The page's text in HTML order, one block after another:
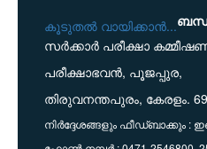
കൂടുതൽ വായിക്കാൻ...
സർക്കാർ പരീക്ഷാ
പരീക്ഷാഭവൻ, പൂജപ്പുര,
തിരുവനന്തപുരം, കേരളം.
നിർദ്ദേശങ്ങളും ഫീഡ്‌ബാക്കും :